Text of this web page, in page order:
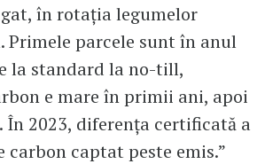
în rotația legumelor
Primele parcele sunt în anul
la standard la no-till,
e mare în primii ani, apoi
În 2023, diferența certificată a
carbon captat peste emis.”